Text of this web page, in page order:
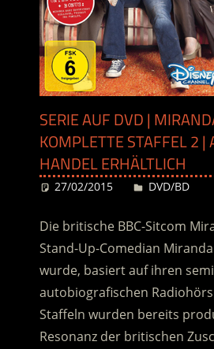
SERIE AUF DVD |
KOMPLETTE STAFFEL 2 |
HANDEL ERHÄLTLICH
27/02/2015 Desiree
DVD/BD
Die britische BBC-Sitcom
Stand-Up-Comedian
wurde, basiert auf ihren
autobiografischen
Staffeln wurden bereits
Resonanz der britischen